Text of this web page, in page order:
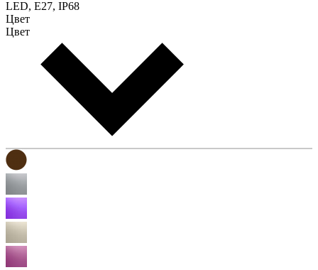
LED, E27, IP68
Цвет
Цвет